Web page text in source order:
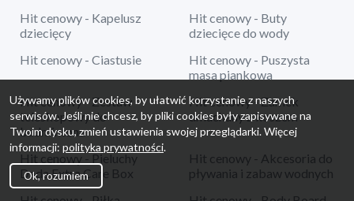
Hit cenowy - Kapelusz
dziecięcy
Hit cenowy - Buty
dziecięce do wody
Hit cenowy - Ciastusie
Hit cenowy - Puszysta
masa piankowa
Hit cenowy - Zestaw
teleskopowy do
badmintona
Hit cenowy - Zamek
dmuchany z koszem
Hit cenowy - Pieluchy
Dada Extra Care Box
Hit cenowy - Akcesoria do
pływania i zabaw wodnych
Używamy plików cookies, by ułatwić korzystanie z naszych
serwisów. Jeśli nie chcesz, by pliki cookies były zapisywane na
Twoim dysku, zmień ustawienia swojej przeglądarki. Więcej
informacji: polityka prywatności.
Ok, rozumiem